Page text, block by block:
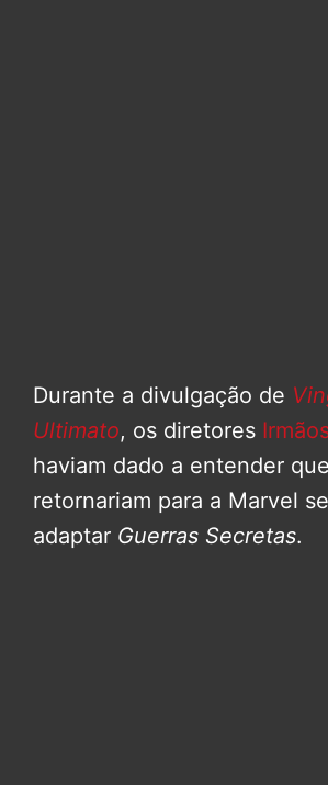
Durante a divulgação de
Ultimato, os diretores
haviam dado a entender
retornariam para a Marvel
adaptar Guerras Secretas.